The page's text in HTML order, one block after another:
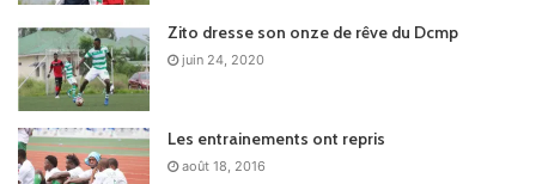
Zito dresse son onze de rêve du Dcmp
juin 24, 2020
Les entrainements ont repris
août 18, 2016